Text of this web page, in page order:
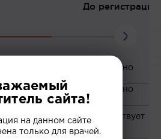
До регистрации
сайта!
на данном сайте
только для врачей.